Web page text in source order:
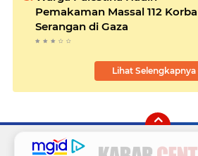
Pemakaman Massal 112
Serangan di Gaza
Lihat Selengkapnya